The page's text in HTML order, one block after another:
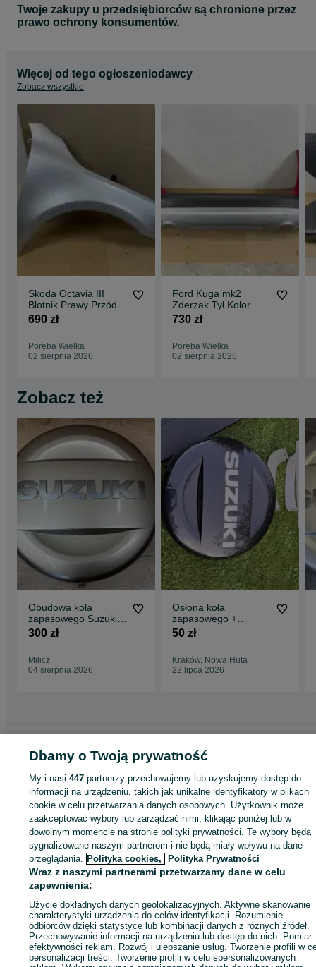
Twoje zakupy u przedsiębiorców są chronione przez
prawo ochrony konsumentów.
Więcej od tego ogłoszeniodawcy
Zobacz wszystkie
Skoda Octavia III
Blotnik Prawy Przód
Kolor LA7W
690 zł
Poręba Wielka
02 sierpnia 2026
Ford Kuga mk2
Zderzak Tył Kolor
Ruby Red KD
730 zł
Poręba Wielka
02 sierpnia 2026
Zobacz też
Obudowa koła
zapasowego Suzuki
Grand Vitara kolor
300 zł
Milicz
04 sierpnia 2026
Osłona koła
zapasowego +
plastikowe
50 zł
Kraków, Nowa Huta
22 lipca 2026
Małopolskie
Osobowe - Poręba Wielka
KATEGORIA
ID:1030357734 Wyświetlenia:
Zadzwoń / SMS Wyślij wiadomość
Dbamy o Twoją prywatność
My i nasi447 partnerzy przechowujemy lub uzyskujemy dostęp do
informacji na urządzeniu, takich jak unikalne identyfikatory w plikach
cookie w celu przetwarzania danych osobowych. Użytkownik może
zaakceptować wybory lub zarządzać nimi, klikając poniżej lub w
dowolnym momencie na stronie polityki prywatności. Te wybory będą
sygnalizowane naszym partnerom i nie będą miały wpływu na dane
przeglądania. Polityka cookies, Polityka Prywatności
Wraz z naszymi partnerami przetwarzamy dane w celu
zapewnienia:
Użycie dokładnych danych geolokalizacyjnych. Aktywne skanowanie
charakterystyki urządzenia do celów identyfikacji. Rozumienie
odbiorców dzięki statystyce lub kombinacji danych z różnych źródeł.
Przechowywanie informacji na urządzeniu lub dostęp do nich. Pomiar
efektywności reklam. Rozwój i ulepszanie usług. Tworzenie profili w
personalizacji treści. Tworzenie profili w celu spersonalizowanych